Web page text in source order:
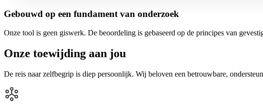
Gebouwd op een fundament van onderzoek
Onze tool is geen giswerk. De beoordeling is gebaseerd op de principes van
Onze toewijding aan jou
De reis naar zelfbegrip is diep persoonlijk. Wij beloven een betrouwbare,